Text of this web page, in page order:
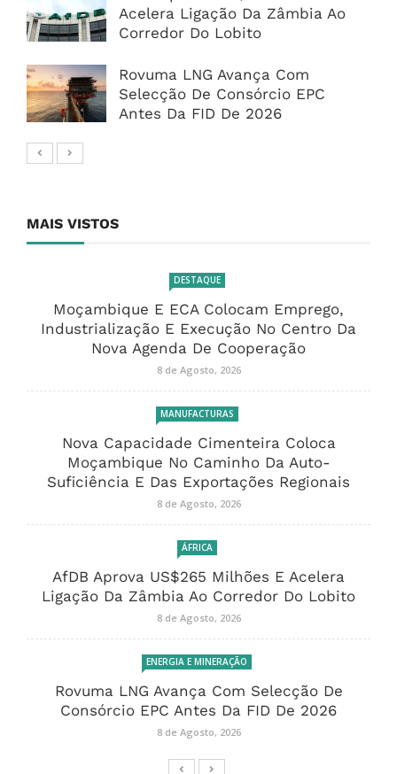
Acelera Ligação Da Zâmbia Ao
Corredor Do Lobito
Rovuma LNG Avança Com
Selecção De Consórcio EPC
Antes Da FID De 2026
MAIS VISTOS
DESTAQUE
Moçambique E ECA Colocam Emprego,
Industrialização E Execução No Centro Da
Nova Agenda De Cooperação
8 de Agosto, 2026
MANUFACTURAS
Nova Capacidade Cimenteira Coloca
Moçambique No Caminho Da Auto-
Suficiência E Das Exportações Regionais
8 de Agosto, 2026
ÁFRICA
AfDB Aprova US$265 Milhões E Acelera
Ligação Da Zâmbia Ao Corredor Do Lobito
8 de Agosto, 2026
ENERGIA E MINERAÇÃO
Rovuma LNG Avança Com Selecção De
Consórcio EPC Antes Da FID De 2026
8 de Agosto, 2026